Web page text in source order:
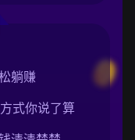
躺赚
式你说了算